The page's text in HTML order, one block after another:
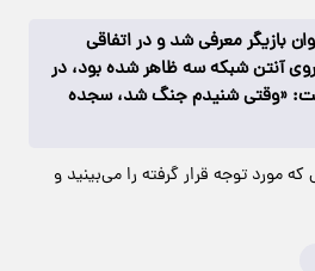
بازیگر معرفی شد و در اتفاقی
آنتن شبکه سه ظاهر شده بود، در
«وقتی شنیدم جنگ شد، سجده
مورد توجه قرار گرفته را می‌بینید و